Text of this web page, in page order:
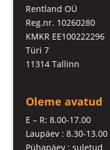
Rentland OÜ
Reg.nr. 10260280
KMKR EE100222296
Türi 7
11314 Tallinn
Oleme avatud
E – R: 8.00-17.00
Laupäev : 8.30-13.00
Pühapäev : suletud